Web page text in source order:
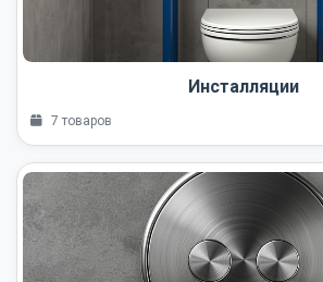
Инсталляции
7 товаров